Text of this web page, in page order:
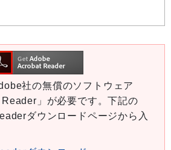
社の無償のソフトウェア
Reader」が必要です。下記の
ダウンロードページから入